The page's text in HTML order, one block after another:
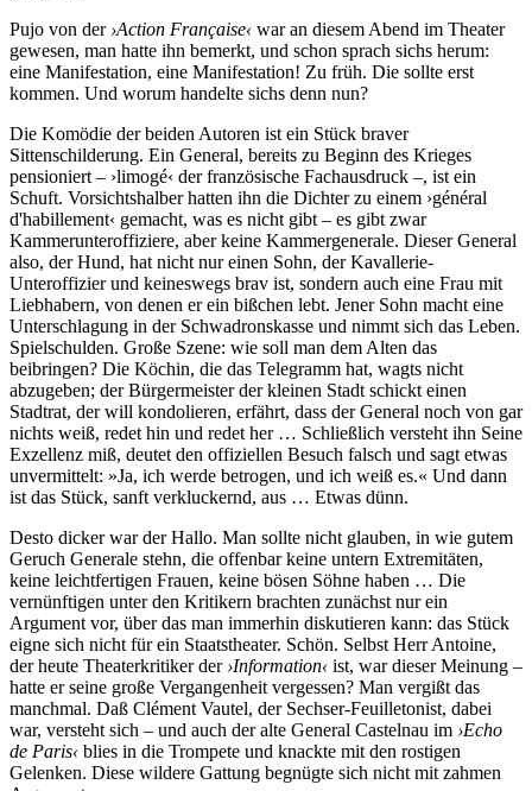
Pujo von der ›Action Française‹ war an diesem Abend im Theater
gewesen, man hatte ihn bemerkt, und schon sprach sichs herum:
eine Manifestation, eine Manifestation! Zu früh. Die sollte erst
kommen. Und worum handelte sichs denn nun?
Die Komödie der beiden Autoren ist ein Stück braver
Sittenschilderung. Ein General, bereits zu Beginn des Krieges
pensioniert – ›limogé‹ der französische Fachausdruck –, ist ein
Schuft. Vorsichtshalber hatten ihn die Dichter zu einem ›général
d'habillement‹ gemacht, was es nicht gibt – es gibt zwar
Kammerunteroffiziere, aber keine Kammergenerale. Dieser General
also, der Hund, hat nicht nur einen Sohn, der Kavallerie-
Unteroffizier und keineswegs brav ist, sondern auch eine Frau mit
Liebhabern, von denen er ein bißchen lebt. Jener Sohn macht eine
Unterschlagung in der Schwadronskasse und nimmt sich das Leben.
Spielschulden. Große Szene: wie soll man dem Alten das
beibringen? Die Köchin, die das Telegramm hat, wagts nicht
abzugeben; der Bürgermeister der kleinen Stadt schickt einen
Stadtrat, der will kondolieren, erfährt, dass der General noch von gar
nichts weiß, redet hin und redet her … Schließlich versteht ihn Seine
Exzellenz miß, deutet den offiziellen Besuch falsch und sagt etwas
unvermittelt: »Ja, ich werde betrogen, und ich weiß es.« Und dann
ist das Stück, sanft verkluckernd, aus … Etwas dünn.
Desto dicker war der Hallo. Man sollte nicht glauben, in wie gutem
Geruch Generale stehn, die offenbar keine untern Extremitäten,
keine leichtfertigen Frauen, keine bösen Söhne haben … Die
vernünftigen unter den Kritikern brachten zunächst nur ein
Argument vor, über das man immerhin diskutieren kann: das Stück
eigne sich nicht für ein Staatstheater. Schön. Selbst Herr Antoine,
der heute Theaterkritiker der ›Information‹ ist, war dieser Meinung –
hatte er seine große Vergangenheit vergessen? Man vergißt das
manchmal. Daß Clément Vautel, der Sechser-Feuilletonist, dabei
war, versteht sich – und auch der alte General Castelnau im ›Echo
de Paris‹ blies in die Trompete und knackte mit den rostigen
Gelenken. Diese wildere Gattung begnügte sich nicht mit zahmen